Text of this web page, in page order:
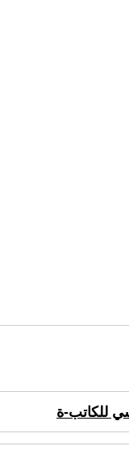
للكاتب-ة